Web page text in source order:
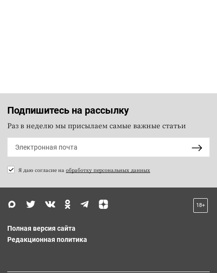
Подпишитесь на рассылку
Раз в неделю мы присылаем самые важные статьи
Я даю согласие на обработку персональных данных
18+
Полная версия сайта
Редакционная политика